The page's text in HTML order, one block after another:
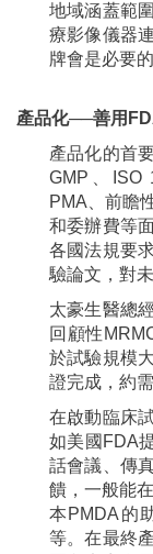
地域涵蓋範
療影像儀器
牌會是必要
產品化──善用
產品化的首
GMP、ISO
PMA、前瞻
和委辦費等
各國法規要
驗論文，對
太豪生醫總
回顧性
於試驗規模
證完成，約
在啟動臨床
如美國FDA
話會議、傳
饋，一般能
本PMDA的
等。在最終